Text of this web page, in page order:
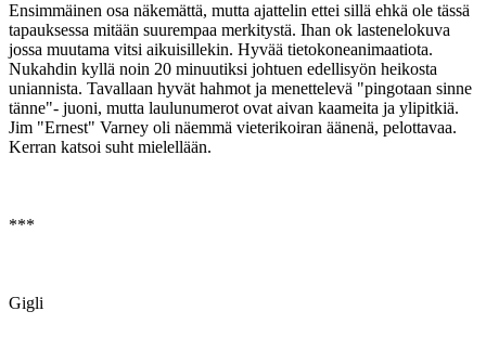
Ensimmäinen osa näkemättä, mutta ajattelin ettei sillä ehkä ole tässä
tapauksessa mitään suurempaa merkitystä. Ihan ok lastenelokuva
jossa muutama vitsi aikuisillekin. Hyvää tietokoneanimaatiota.
Nukahdin kyllä noin 20 minuutiksi johtuen edellisyön heikosta
uniannista. Tavallaan hyvät hahmot ja menettelevä "pingotaan sinne
tänne"- juoni, mutta laulunumerot ovat aivan kaameita ja ylipitkiä.
Jim "Ernest" Varney oli näemmä vieterikoiran äänenä, pelottavaa.
Kerran katsoi suht mielellään.
***
Gigli